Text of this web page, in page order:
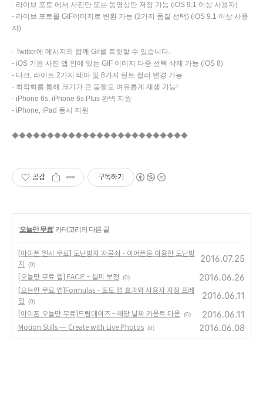
- 라이브 포토 에서 사진만 또는 동영상만 저장 가능 (iOS 9.1 이상 사용자)
- 라이브 포토를 GIF이미지로 변환 가능 (3가지 품질 선택) (iOS 9.1 이상 사용
자)
- Twitter에 메시지와 함께 Gif를 트윗할 수 있습니다.
- iOS 기본 사진 앱 안에 있는 GIF 이미지 다중 선택 삭제 가능 (iOS 8)
- 다크, 라이트 2가지 테마 및 8가지 틴트 컬러 변경 가능
- 최적화를 통해 크기가 큰 움짤도 여유롭게 재생 가능!
- iPhone 6s, iPhone 6s Plus 완벽 지원
- iPhone, iPad 동시 지원
◆◆◆◆◆◆◆◆◆◆◆◆◆◆◆◆◆◆◆◆◆◆◆◆◆
공감 구독하기
'오늘만 무료' 카테고리의 다른 글
[아이폰 일시 무료] 도난방지 자물쇠 - 이어폰을 이용한 도난방
지
(0)
2016.07.25
[오늘만 무료 앱] FACIE - 셀피 보정 (0) 2016.06.26
[오늘만 무료 앱]Formulas - 포토 랩 효과와 사용자 지정 프레
임
(0)
2016.06.11
[아이폰 오늘만 무료]드림데이즈 - 해당 날짜 카운트 다운 (0) 2016.06.11
Motion Stills — Create with Live Photos (0) 2016.06.08